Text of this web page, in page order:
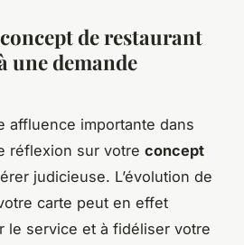
de restaurant
une demande
affluence importante dans
réflexion sur votre concept
judicieuse. L’évolution de
carte peut en effet
le service et à fidéliser votre